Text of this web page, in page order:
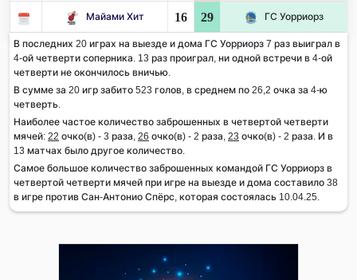
Майами Хит 16 29 ГС Уорриорз
В последних 20 играх на выезде и дома ГС Уорриорз 7 раз выиграл в
4-ой четверти соперника. 13 раз проиграл, ни одной встречи в 4-ой
четверти не окончилось вничью.
В сумме за 20 игр забито 523 голов, в среднем по 26,2 очка за 4-ю
четверть.
Наиболее частое количество заброшенных в четвертой четверти
мячей: 22 очко(в) - 3 раза, 26 очко(в) - 2 раза, 23 очко(в) - 2 раза. И в
13 матчах было другое количество.
Самое большое количество заброшенных командой ГС Уорриорз в
четвертой четверти мячей при игре на выезде и дома составило 38
в игре против Сан-Антонио Спёрс, которая состоялась 10.04.25.